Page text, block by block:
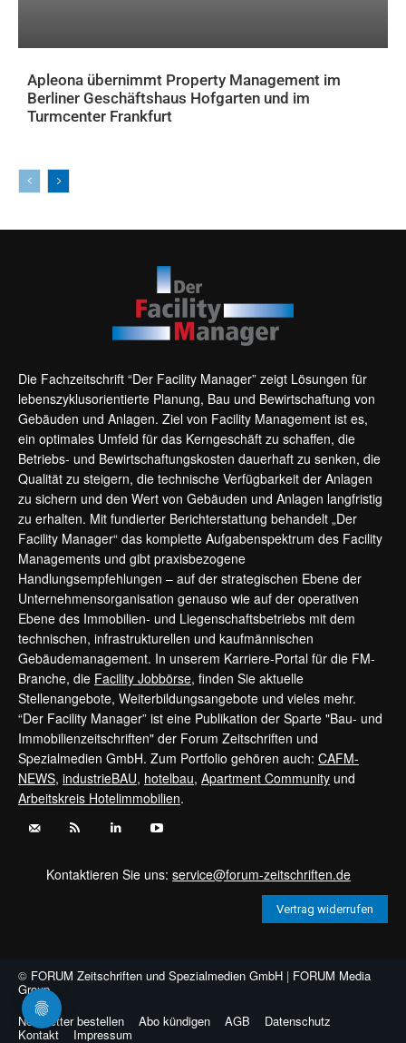
Apleona übernimmt Property Management im
Berliner Geschäftshaus Hofgarten und im
Turmcenter Frankfurt
Die Fachzeitschrift “Der Facility Manager” zeigt Lösungen für
lebenszyklusorientierte Planung, Bau und Bewirtschaftung von
Gebäuden und Anlagen. Ziel von Facility Management ist es,
ein optimales Umfeld für das Kerngeschäft zu schaffen, die
Betriebs- und Bewirtschaftungskosten dauerhaft zu senken, die
Qualität zu steigern, die technische Verfügbarkeit der Anlagen
zu sichern und den Wert von Gebäuden und Anlagen langfristig
zu erhalten. Mit fundierter Berichterstattung behandelt „Der
Facility Manager“ das komplette Aufgabenspektrum des Facility
Managements und gibt praxisbezogene
Handlungsempfehlungen – auf der strategischen Ebene der
Unternehmensorganisation genauso wie auf der operativen
Ebene des Immobilien- und Liegenschaftsbetriebs mit dem
technischen, infrastrukturellen und kaufmännischen
Gebäudemanagement. In unserem Karriere-Portal für die FM-
Branche, die Facility Jobbörse, finden Sie aktuelle
Stellenangebote, Weiterbildungsangebote und vieles mehr.
“Der Facility Manager” ist eine Publikation der Sparte "Bau- und
Immobilienzeitschriften" der Forum Zeitschriften und
Spezialmedien GmbH. Zum Portfolio gehören auch: CAFM-
NEWS, industrieBAU, hotelbau, Apartment Community und
Arbeitskreis Hotelimmobilien.
Kontaktieren Sie uns:service@forum-zeitschriften.de
Vertrag widerrufen
© FORUM Zeitschriften und Spezialmedien GmbH | FORUM Media
Group
Newsletter bestellen
Abo kündigen AGB Datenschutz
Kontakt Impressum